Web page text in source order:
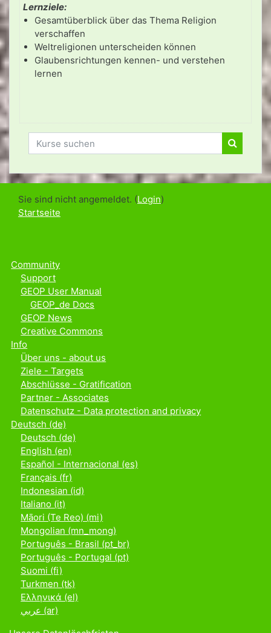
Lernziele:
Gesamtüberblick über das Thema Religion
verschaffen
Weltreligionen unterscheiden können
Glaubensrichtungen kennen- und verstehen
lernen
Kurse suchen
Kurse
Sie sind nicht angemeldet. (Login)
Startseite
Community
Support
GEOP User Manual
GEOP_de Docs
GEOP News
Creative Commons
Info
Über uns - about us
Ziele - Targets
Abschlüsse - Gratification
Partner - Associates
Datenschutz - Data protection and privacy
Deutsch ‎(de)‎
Deutsch ‎(de)‎
English ‎(en)‎
Español - Internacional ‎(es)‎
Français ‎(fr)‎
Indonesian ‎(id)‎
Italiano ‎(it)‎
Māori (Te Reo) ‎(mi)‎
Mongolian ‎(mn_mong)‎
Português - Brasil ‎(pt_br)‎
Português - Portugal ‎(pt)‎
Suomi ‎(fi)‎
Turkmen ‎(tk)‎
Ελληνικά ‎(el)‎
عربي ‎(ar)‎